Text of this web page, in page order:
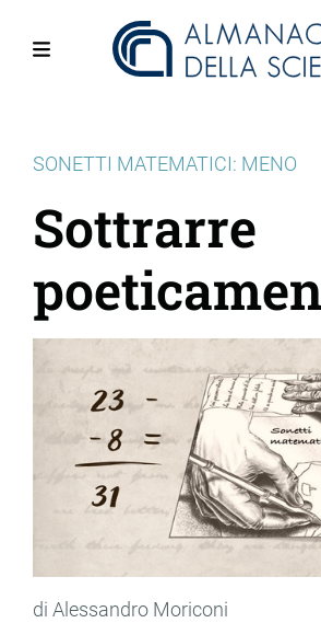
SONETTI MATEMATICI: MENO
Sottrarre
di Alessandro Moriconi